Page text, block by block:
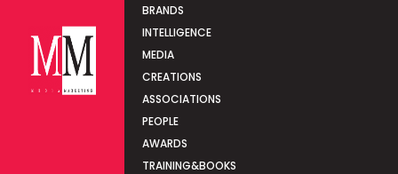
BRANDS
INTELLIGENCE
MEDIA
CREATIONS
ASSOCIATIONS
PEOPLE
AWARDS
TRAINING&BOOKS